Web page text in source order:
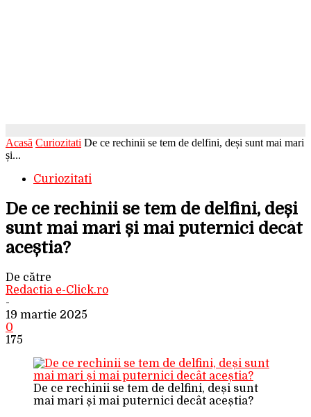
Acasă Curiozitati De ce rechinii se tem de delfini, deși sunt mai mari
și...
Curiozitati
De ce rechinii se tem de delfini, deși
sunt mai mari și mai puternici decât
aceștia?
De către
Redactia e-Click.ro
-
19 martie 2025
0
175
De ce rechinii se tem de delfini, deși sunt
mai mari și mai puternici decât aceștia?